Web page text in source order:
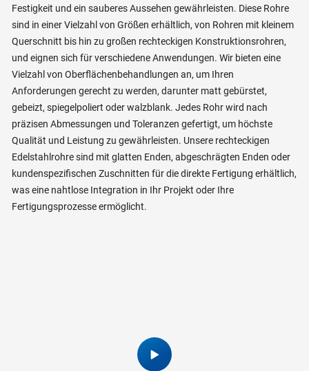
Festigkeit und ein sauberes Aussehen gewährleisten. Diese Rohre
sind in einer Vielzahl von Größen erhältlich, von Rohren mit kleinem
Querschnitt bis hin zu großen rechteckigen Konstruktionsrohren,
und eignen sich für verschiedene Anwendungen. Wir bieten eine
Vielzahl von Oberflächenbehandlungen an, um Ihren
Anforderungen gerecht zu werden, darunter matt gebürstet,
gebeizt, spiegelpoliert oder walzblank. Jedes Rohr wird nach
präzisen Abmessungen und Toleranzen gefertigt, um höchste
Qualität und Leistung zu gewährleisten. Unsere rechteckigen
Edelstahlrohre sind mit glatten Enden, abgeschrägten Enden oder
kundenspezifischen Zuschnitten für die direkte Fertigung erhältlich,
was eine nahtlose Integration in Ihr Projekt oder Ihre
Fertigungsprozesse ermöglicht.